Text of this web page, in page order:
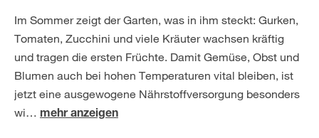
Im Sommer zeigt der Garten, was in ihm steckt: Gurken,
Tomaten, Zucchini und viele Kräuter wachsen kräftig
und tragen die ersten Früchte. Damit Gemüse, Obst und
Blumen auch bei hohen Temperaturen vital bleiben, ist
jetzt eine ausgewogene Nährstoffversorgung besonders
wi… mehr anzeigen